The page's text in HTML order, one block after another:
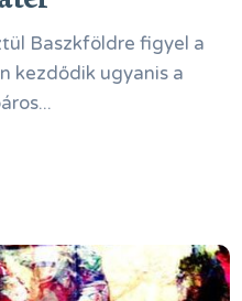
Baszkföldre figyel a
kezdődik ugyanis a